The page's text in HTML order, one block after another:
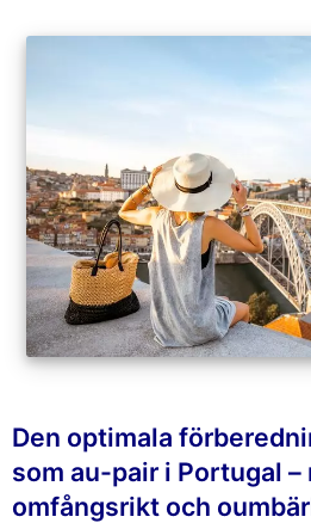
Den optimala
som au-pair i Portugal –
omfångsrikt och